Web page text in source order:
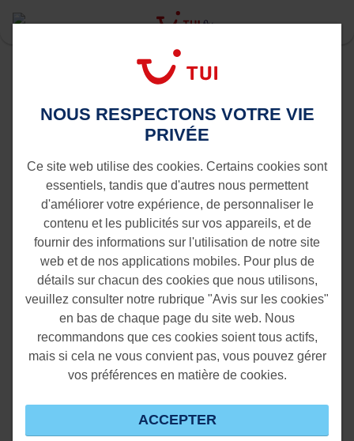
Rotterdam
Vols de Tenerife vers Rotterdam
NOUS RESPECTONS VOTRE VIE
PRIVÉE
Ce site web utilise des cookies. Certains cookies sont
essentiels, tandis que d'autres nous permettent
d'améliorer votre expérience, de personnaliser le
contenu et les publicités sur vos appareils, et de
fournir des informations sur l'utilisation de notre site
web et de nos applications mobiles. Pour plus de
détails sur chacun des cookies que nous utilisons,
veuillez consulter notre rubrique "Avis sur les cookies"
en bas de chaque page du site web. Nous
recommandons que ces cookies soient tous actifs,
mais si cela ne vous convient pas, vous pouvez gérer
vos préférences en matière de cookies.
ACCEPTER